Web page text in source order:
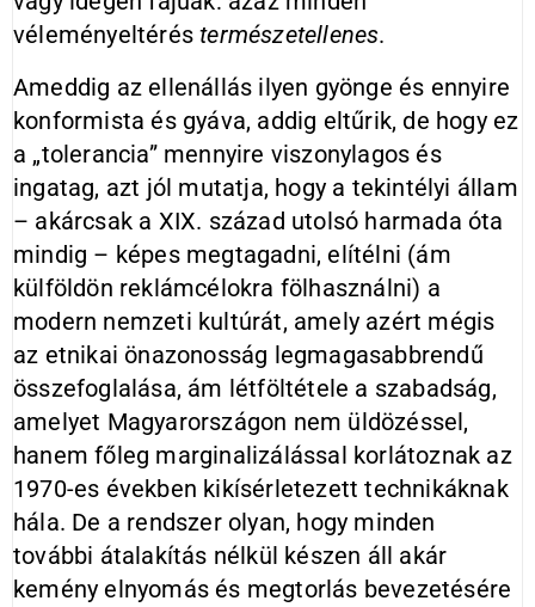
véleményeltéréstermészetellenes.
Ameddig az ellenállás ilyen gyönge és ennyire
konformista és gyáva, addig eltűrik, de hogy ez
a „tolerancia” mennyire viszonylagos és
ingatag, azt jól mutatja, hogy a tekintélyi állam
– akárcsak a XIX. század utolsó harmada óta
mindig – képes megtagadni, elítélni (ám
külföldön reklámcélokra fölhasználni) a
modern nemzeti kultúrát, amely azért mégis
az etnikai önazonosság legmagasabbrendű
összefoglalása, ám létföltétele a szabadság,
amelyet Magyarországon nem üldözéssel,
hanem főleg marginalizálással korlátoznak az
1970-es években kikísérletezett technikáknak
hála. De a rendszer olyan, hogy minden
további átalakítás nélkül készen áll akár
kemény elnyomás és megtorlás bevezetésére